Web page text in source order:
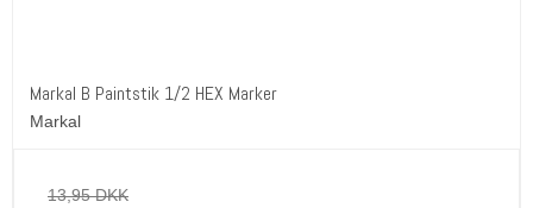
Markal B Paintstik 1/2 HEX Marker
Markal
13,95 DKK